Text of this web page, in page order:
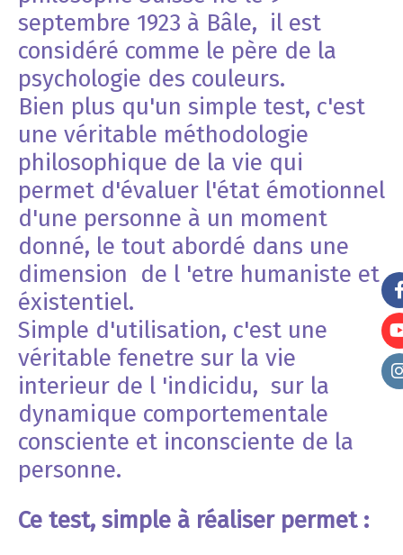
septembre 1923 à Bâle, il est
considéré comme le père de la
psychologie des couleurs.
Bien plus qu'un simple test, c'est
une véritable méthodologie
philosophique de la vie qui
permet d'évaluer l'état émotionnel
d'une personne à un moment
donné, le tout abordé dans une
dimension de l 'etre humaniste et
éxistentiel.
Simple d'utilisation, c'est une
véritable fenetre sur la vie
interieur de l 'indicidu, sur la
dynamique comportementale
consciente et inconsciente de la
personne.
Ce test, simple à réaliser permet :